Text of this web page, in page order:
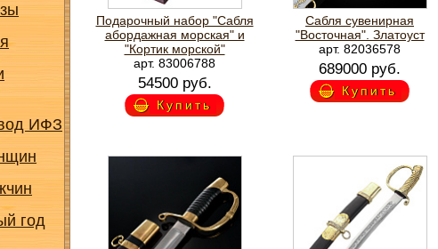
ИФЗ
год
Подарочный набор "Сабля
абордажная морская" и
"Кортик морской"
арт. 83006788
54500 руб.
Купить
Сабля сувенирная
"Восточная". Златоуст
арт. 82036578
689000 руб.
Купить